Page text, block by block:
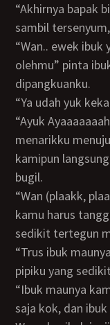
“Akhirnya bapak bisa menyusu lagi” Ucap Bapak
sambil
“Wan.. ewek ibuk ya dah lama ibuk ndak di ewek
olehmu” pinta
dipangkuanku.
“Ya udah yuk
“Ayuk Ayaaaaaaahhhh” Ucap manja ibukku sambil
menarikku
kamipun
bugil.
“Wan (plaakk, plaakk) kamu sudah menghamili ibuk,
kamu harus
sedikit tertegun
“Trus ibuk maunya apa” Ucapku sambil mengelus
pipiku yang
“Ibuk maunya kamu anggap ibuk jadi istrimu Wan, itu
saja kok, dan